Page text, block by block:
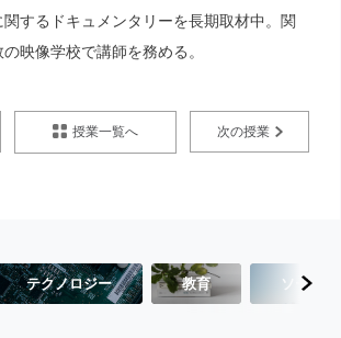
するドキュメンタリーを長期取材中。関
映像学校で講師を務める。
授業一覧へ 次の授業
テクノロジー 教育 ソーシャ